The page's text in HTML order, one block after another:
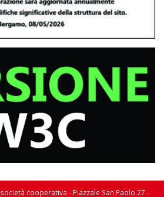
società cooperativa - Piazzale San Paolo 27 -